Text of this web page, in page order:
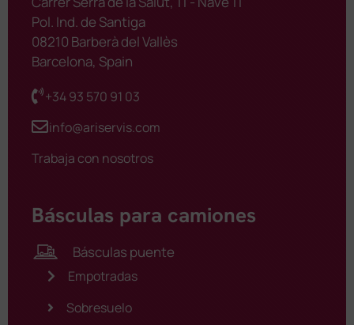
Pol. Ind. de Santiga
08210 Barberà del Vallès
Barcelona, Spain
+34 93 570 91 03
info@ariservis.com
Trabaja con nosotros
Básculas para camiones
Básculas puente
Empotradas
Sobresuelo